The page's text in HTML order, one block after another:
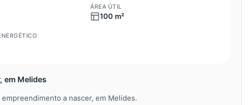
ÁREA ÚTIL
100 m²
em Melides
a nascer, em Melides.